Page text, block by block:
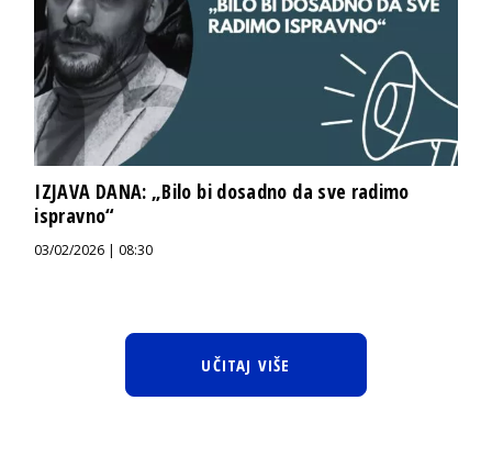
IZJAVA DANA: „Bilo bi dosadno da sve radimo
ispravno“
03/02/2026 | 08:30
UČITAJ VIŠE